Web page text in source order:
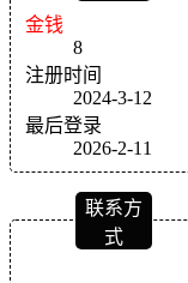
金钱
8
注册时间
2024-3-12
最后登录
2026-2-11
联系方
式